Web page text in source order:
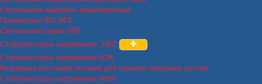
Светильники аварийно-эвакуационные
Прожекторы ИО, МГЛ
Светильники серии ЛПБ
Стабилизаторы напряжения , ИБП
Стабилизаторы напряжения ИЭК
Резервные источники питания для охранно-пожарных систем
Стабилизаторы напряжения Volter